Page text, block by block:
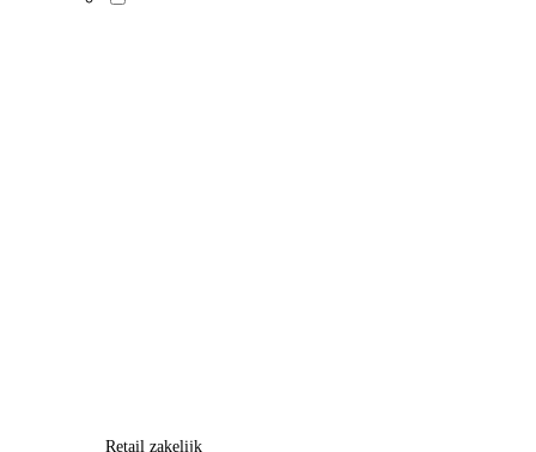
Retail zakelijk